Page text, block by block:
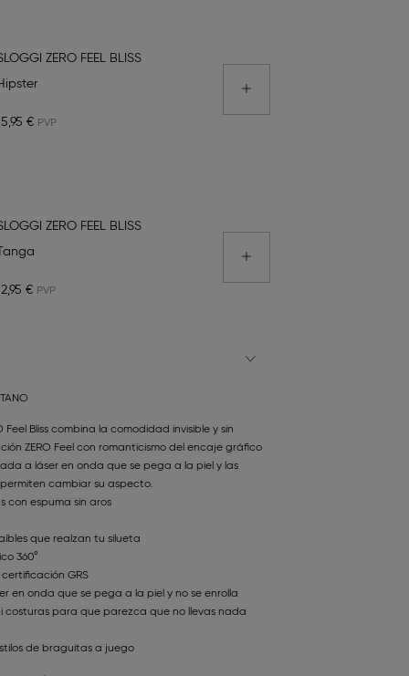
ZERO FEEL BLISS
€
ZERO FEEL BLISS
Tanga
€
Feel Bliss combina la comodidad invisible y sin
ZERO Feel con romanticismo del encaje gráfico
a láser en onda que se pega a la piel y las
cambiar su aspecto.
con espuma sin aros
que realzan tu silueta
360°
GRS
en onda que se pega a la piel y no se enrolla
costuras para que parezca que no llevas nada
de braguitas a juego